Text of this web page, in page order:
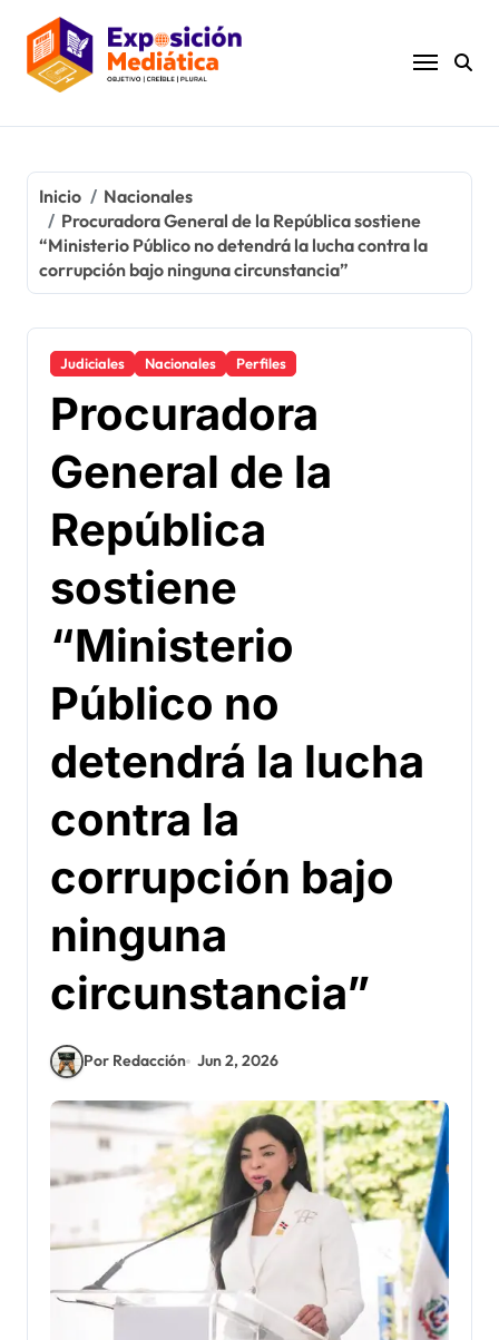
contenido
Inicio
Nacionales
Procuradora General de la República sostiene
“Ministerio Público no detendrá la lucha contra la
corrupción bajo ninguna circunstancia”
Judiciales Nacionales Perfiles
Procuradora
General de la
República
sostiene
“Ministerio
Público no
detendrá la lucha
contra la
corrupción bajo
ninguna
circunstancia”
Por Redacción Jun 2, 2026